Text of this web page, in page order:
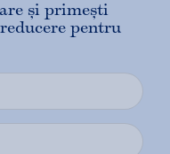
și primești
reducere pentru